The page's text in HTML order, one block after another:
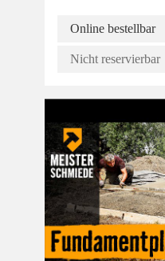
Online bestellbar
Nicht reservierbar